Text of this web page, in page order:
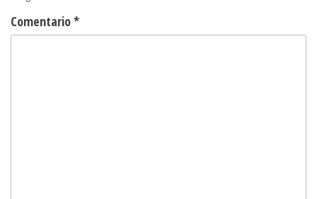
Comentario*